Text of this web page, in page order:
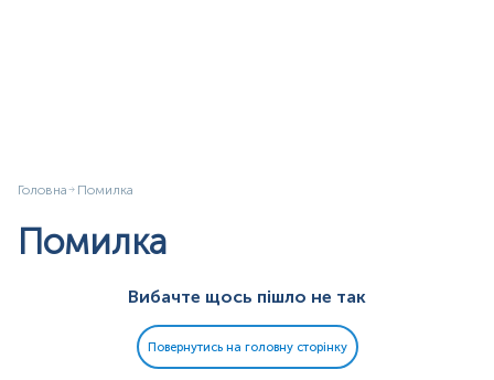
Головна Помилка
Помилка
Вибачте щось пішло не так
Повернутись на головну сторінку